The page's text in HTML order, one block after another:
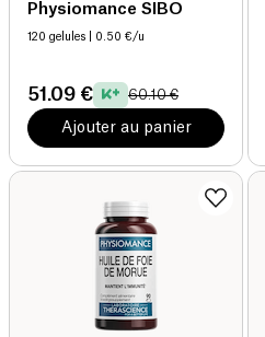
Physiomance SIBO
120 gelules | 0.50 €/u
51.09 € 60.10 €
Ajouter au panier